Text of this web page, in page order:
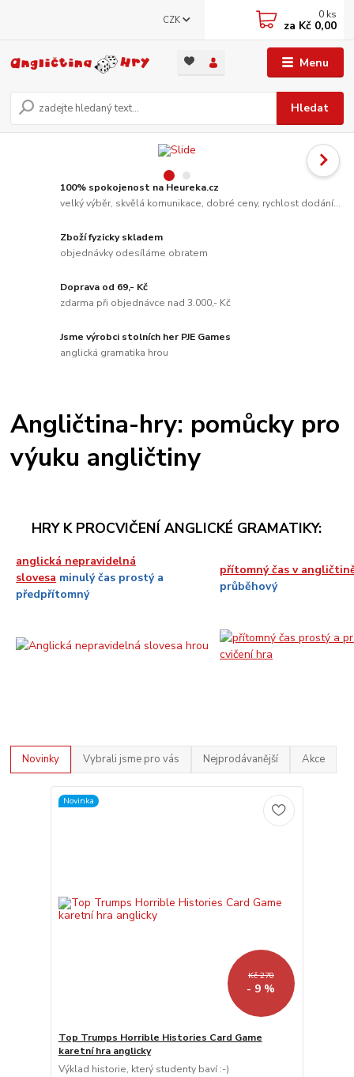
Menu
CZK
Hledat
0 ks
za Kč 0,00
100% spokojenost na Heureka.cz
velký výběr, skvělá komunikace, dobré ceny, rychlost dodání...
Zboží fyzicky skladem
objednávky odesíláme obratem
Doprava od 69,- Kč
zdarma při objednávce nad 3.000,- Kč
Jsme výrobci stolních her PJE Games
anglická gramatika hrou
Angličtina-hry: pomůcky pro
výuku angličtiny
HRY K PROCVIČENÍ ANGLICKÉ GRAMATIKY:
anglická nepravidelná
slovesa minulý čas prostý a
předpřítomný
přítomný čas v
průběhový
Novinky Vybrali jsme pro vás Nejprodávanější Akce
Novinka
Kč 270
- 9 %
Top Trumps Horrible Histories Card Game
karetní hra anglicky
Výklad historie, který studenty baví :-)